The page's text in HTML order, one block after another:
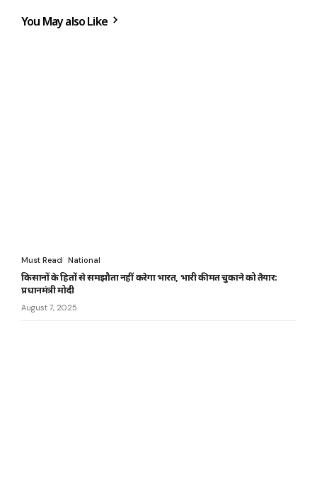
You May also Like
Must Read National
किसानों के हितों से समझौता नहीं करेगा भारत, भारी कीमत चुकाने को तैयार:
प्रधानमंत्री मोदी
August 7, 2025